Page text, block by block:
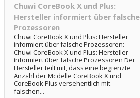
Chuwi CoreBook X und Plus:
Hersteller informiert über falsche
Prozessoren
Chuwi CoreBook X und Plus: Hersteller
informiert über falsche Prozessoren:
Chuwi CoreBook X und Plus: Hersteller
informiert über falsche Prozessoren Der
Hersteller teilt mit, dass eine begrenzte
Anzahl der Modelle CoreBook X und
CoreBook Plus versehentlich mit
falschen...